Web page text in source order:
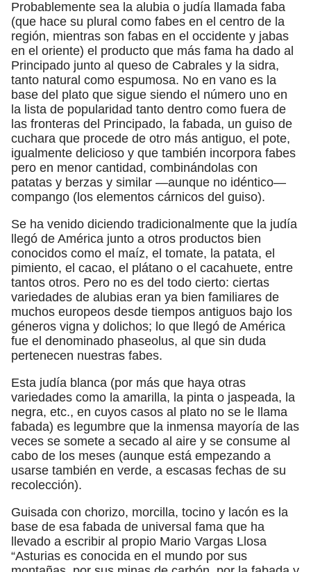
Probablemente sea la alubia o judía llamada faba
(que hace su plural como fabes en el centro de la
región, mientras son fabas en el occidente y jabas
en el oriente) el producto que más fama ha dado al
Principado junto al queso de Cabrales y la sidra,
tanto natural como espumosa. No en vano es la
base del plato que sigue siendo el número uno en
la lista de popularidad tanto dentro como fuera de
las fronteras del Principado, la fabada, un guiso de
cuchara que procede de otro más antiguo, el pote,
igualmente delicioso y que también incorpora fabes
pero en menor cantidad, combinándolas con
patatas y berzas y similar —aunque no idéntico—
compango (los elementos cárnicos del guiso).
Se ha venido diciendo tradicionalmente que la judía
llegó de América junto a otros productos bien
conocidos como el maíz, el tomate, la patata, el
pimiento, el cacao, el plátano o el cacahuete, entre
tantos otros. Pero no es del todo cierto: ciertas
variedades de alubias eran ya bien familiares de
muchos europeos desde tiempos antiguos bajo los
géneros vigna y dolichos; lo que llegó de América
fue el denominado phaseolus, al que sin duda
pertenecen nuestras fabes.
Esta judía blanca (por más que haya otras
variedades como la amarilla, la pinta o jaspeada, la
negra, etc., en cuyos casos al plato no se le llama
fabada) es legumbre que la inmensa mayoría de las
veces se somete a secado al aire y se consume al
cabo de los meses (aunque está empezando a
usarse también en verde, a escasas fechas de su
recolección).
Guisada con chorizo, morcilla, tocino y lacón es la
base de esa fabada de universal fama que ha
llevado a escribir al propio Mario Vargas Llosa
“Asturias es conocida en el mundo por sus